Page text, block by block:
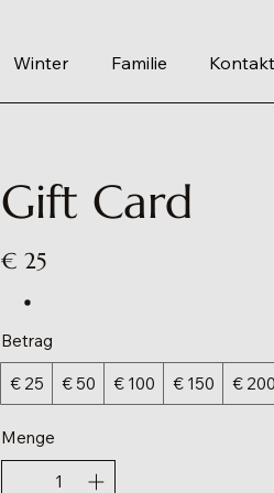
Winter Familie
Gift Card
€ 25
Betrag
€ 25 € 50 € 100 € 150 € 200
Menge